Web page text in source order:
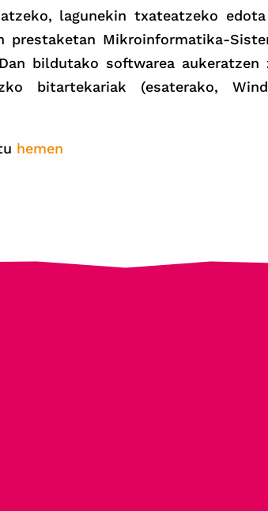
lagunekin txateatzeko
prestaketan Mikroinformatika-
bildutako softwarea aukeratzen
bitartekariak (esaterako,
hemen